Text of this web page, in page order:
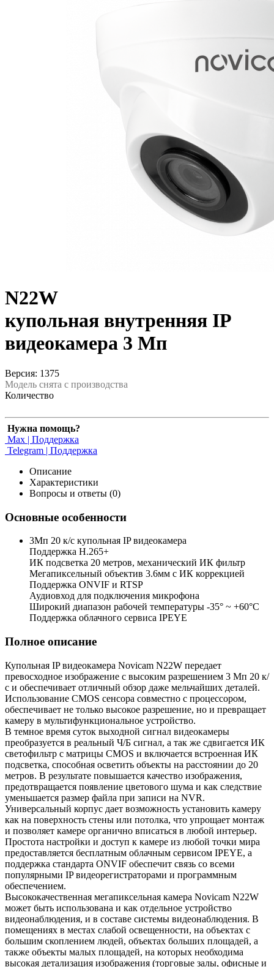
N22W
купольная внутренняя IP
видеокамера 3 Мп
Версия: 1375
Модель снята с производства
Количество
Нужна помощь?
Max | Поддержка
Telegram | Поддержка
Описание
Характеристики
Вопросы и ответы (0)
Основные особенности
3Мп 20 к/с купольная IP видеокамера
Поддержка H.265+
ИК подсветка 20 метров, механический ИК фильтр
Мегапиксельный объектив 3.6мм c ИК коррекцией
Поддержка ONVIF и RTSP
Аудиовход для подключения микрофона
Широкий диапазон рабочей температуры -35° ~ +60°C
Поддержка облачного сервиса IPEYE
Полное описание
Купольная IP видеокамера Novicam N22W передает
превосходное изображение с высоким разрешением 3 Мп 20 к/
с и обеспечивает отличный обзор даже мельчайших деталей.
Использование CMOS сенсора совместно с процессором,
обеспечивает не только высокое разрешение, но и превращает
камеру в мультифункциональное устройство.
В темное время суток выходной сигнал видеокамеры
преобразуется в реальный Ч/Б сигнал, а так же сдвигается ИК
светофильтр с матрицы CMOS и включается встроенная ИК
подсветка, способная осветить объекты на расстоянии до 20
метров. В результате повышается качество изображения,
предотвращается появление цветового шума и как следствие
уменьшается размер файла при записи на NVR.
Универсальный корпус дает возможность установить камеру
как на поверхность стены или потолка, что упрощает монтаж
и позволяет камере органично вписаться в любой интерьер.
Простота настройки и доступ к камере из любой точки мира
предоставляется бесплатным облачным сервисом IPEYE, а
поддержка стандарта ONVIF обеспечит связь со всеми
популярными IP видеорегистраторами и программным
обеспечением.
Высококачественная мегапиксельная камера Novicam N22W
может быть использована и как отдельное устройство
видеонаблюдения, и в составе системы видеонаблюдения. В
помещениях в местах слабой освещенности, на объектах с
большим скоплением людей, объектах больших площадей, а
также объекты малых площадей, на которых необходима
высокая детализация изображения (торговые залы, офисные и